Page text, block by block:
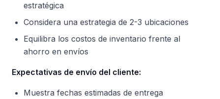
estratégica
Considera una estrategia de 2-3 ubicaciones
Equilibra los costos de inventario frente al
ahorro en envíos
Expectativas de envío del cliente:
Muestra fechas estimadas de entrega